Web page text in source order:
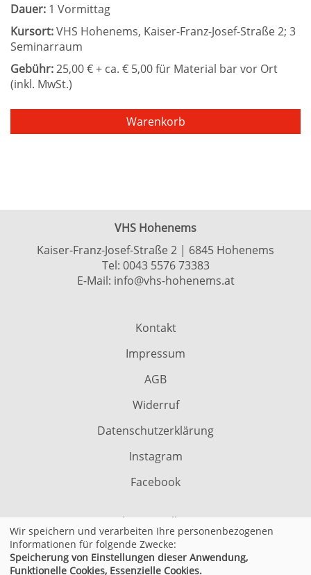
Dauer: 1 Vormittag
Kursort:VHS Hohenems, Kaiser-Franz-Josef-Straße 2; 3
Seminarraum
Gebühr:25,00 € + ca. € 5,00 für Material bar vor Ort
(inkl. MwSt.)
Warenkorb
VHS Hohenems
Kaiser-Franz-Josef-Straße 2 | 6845 Hohenems
Tel: 0043 5576 73383
E-Mail: info@vhs-hohenems.at
Kontakt
Impressum
AGB
Widerruf
Datenschutzerklärung
Instagram
Facebook
Cookie Einstellungen
© 2026 Kufer Software GmbH
Wir speichern und verarbeiten Ihre personenbezogenen
Informationen für folgende Zwecke:
Speicherung von Einstellungen dieser Anwendung,
Funktionelle Cookies, Essenzielle Cookies.